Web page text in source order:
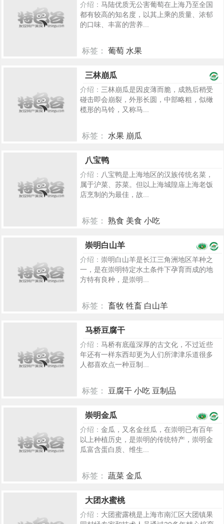
介绍： 马陆优质无公害葡萄在上海乃至全国
都有较高的知名度，以其上乘的质量、浓郁
的口味、丰富的营养...
标签： 葡萄 水果
三林崩瓜
介绍： 三林崩瓜是因皮薄而脆，成熟后稍受
碰击即会崩裂，外形长圆，中部略粗，似橄
榄形的马铃，又称马...
标签： 水果 崩瓜
八宝鸭
介绍： 八宝鸭是上海地区的汉族传统名菜，
属于沪菜、苏菜。但以上海城隍庙上海老饭
店烹制的为最佳，故...
标签： 熟食 美食 小吃
崇明白山羊
介绍： 崇明白山羊是长江三角洲地区羊种之
一，是在崇明特定水土条件下孕育而成的地
方特有良种，是崇明...
标签： 畜牧 牲畜 白山羊
马桥豆腐干
介绍： 马桥有底蕴深厚的古文化，不过近些
年还有一样东西却更为人们所津津乐道很多
人都喜欢点一种豆制...
标签： 豆腐干 小吃 豆制品
崇明金瓜
介绍： 金瓜，又名金丝瓜，在崇明已有百年
以上种植历史，是崇明的传统特产，崇明金
瓜富含蛋白质、维生...
标签： 蔬菜 金瓜
大团水蜜桃
介绍： 大团蜜露桃是上海市南汇区大团镇果